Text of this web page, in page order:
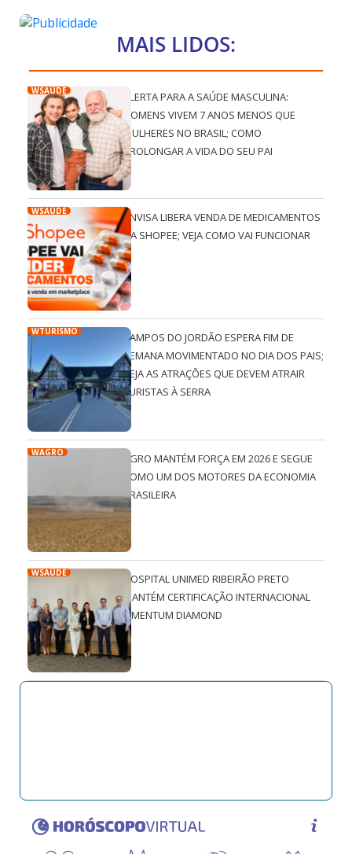
MAIS LIDOS:
WSAÚDE
ALERTA PARA A SAÚDE MASCULINA:
HOMENS VIVEM 7 ANOS MENOS QUE
MULHERES NO BRASIL; COMO
PROLONGAR A VIDA DO SEU PAI
WSAÚDE
ANVISA LIBERA VENDA DE MEDICAMENTOS
NA SHOPEE; VEJA COMO VAI FUNCIONAR
WTURISMO
CAMPOS DO JORDÃO ESPERA FIM DE
SEMANA MOVIMENTADO NO DIA DOS PAIS;
VEJA AS ATRAÇÕES QUE DEVEM ATRAIR
TURISTAS À SERRA
WAGRO
AGRO MANTÉM FORÇA EM 2026 E SEGUE
COMO UM DOS MOTORES DA ECONOMIA
BRASILEIRA
WSAÚDE
HOSPITAL UNIMED RIBEIRÃO PRETO
MANTÉM CERTIFICAÇÃO INTERNACIONAL
QMENTUM DIAMOND